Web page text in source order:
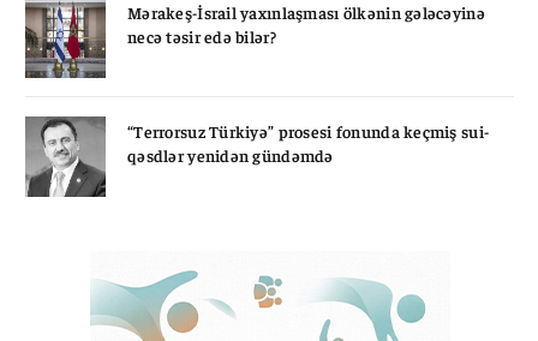
Mərakeş-İsrail yaxınlaşması ölkənin gələcəyinə
necə təsir edə bilər?
“Terrorsuz Türkiyə” prosesi fonunda keçmiş sui-
qəsdlər yenidən gündəmdə